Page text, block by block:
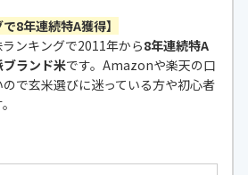
8年連続特A獲得】
ンキングで2011年から8年連続特A
ランド米です。Amazonや楽天の口
で玄米選びに迷っている方や初心者